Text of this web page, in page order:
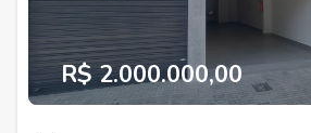
R$ 2.000.000,00